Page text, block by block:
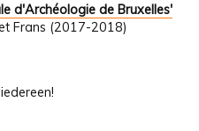
d'Archéologie de Bruxelles'
Frans (2017-2018)